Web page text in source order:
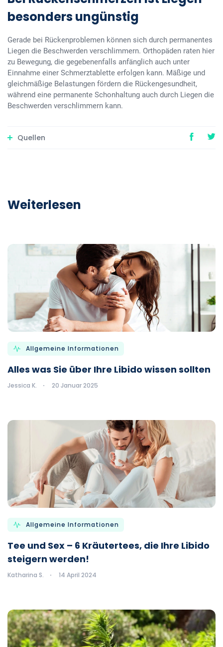
besonders ungünstig
Gerade bei Rückenproblemen können sich durch permanentes
Liegen die Beschwerden verschlimmern. Orthopäden raten hier
zu Bewegung, die gegebenenfalls anfänglich auch unter
Einnahme einer Schmerztablette erfolgen kann. Mäßige und
gleichmäßige Belastungen fördern die Rückengesundheit,
während eine permanente Schonhaltung auch durch Liegen die
Beschwerden verschlimmern kann.
Quellen
Weiterlesen
Allgemeine Informationen
Alles was Sie über Ihre Libido wissen sollten
Jessica K. 20 Januar 2025
Allgemeine Informationen
Tee und Sex – 6 Kräutertees, die Ihre Libido
steigern werden!
Katharina S. 14 April 2024